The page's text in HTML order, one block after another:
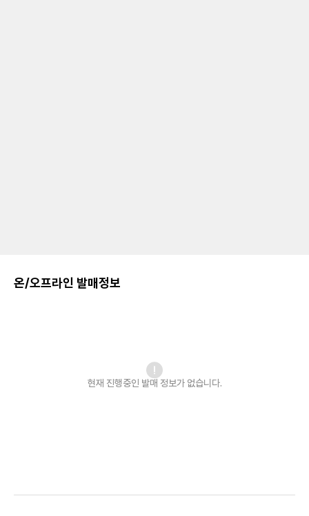
온/오프라인 발매정보
현재 진행중인 발매 정보가 없습니다.